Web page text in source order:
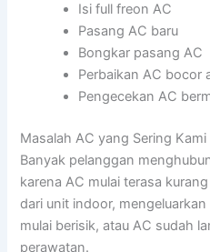
Isi full freon AC
Pasang AC baru
Bongkar pasang AC
Perbaikan AC bocor
Pengecekan AC
Masalah AC yang Sering Kami
Banyak pelanggan
karena AC mulai terasa
dari unit indoor,
mulai berisik, atau AC sudah
perawatan.